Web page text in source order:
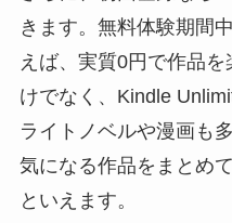
きます。無料体験期間
えば、実質0円で作品
けでなく、Kindle
ライトノベルや漫画も
気になる作品をまとめ
といえます。